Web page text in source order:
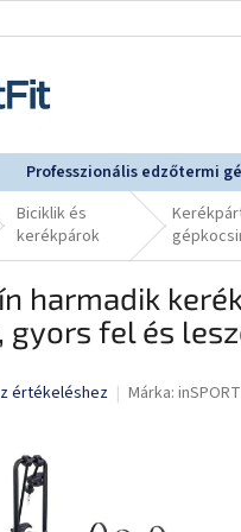
Professzionális edzőtermi
Biciklik és
kerékpárok
harmadik
gyors fel és
értékeléshez Márka: